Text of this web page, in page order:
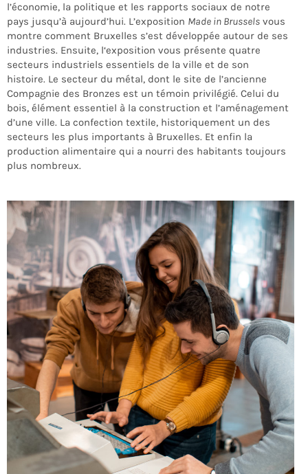
l’économie, la politique et les rapports sociaux de notre
pays jusqu’à aujourd’hui. L’exposition Made in Brussels vous
montre comment Bruxelles s’est développée autour de ses
industries. Ensuite, l‘exposition vous présente quatre
secteurs industriels essentiels de la ville et de son
histoire. Le secteur du métal, dont le site de l’ancienne
Compagnie des Bronzes est un témoin privilégié. Celui du
bois, élément essentiel à la construction et l’aménagement
d’une ville. La confection textile, historiquement un des
secteurs les plus importants à Bruxelles. Et enfin la
production alimentaire qui a nourri des habitants toujours
plus nombreux.